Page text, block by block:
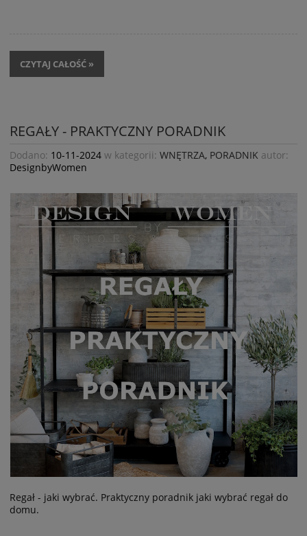
CZYTAJ CAŁOŚĆ »
REGAŁY - PRAKTYCZNY PORADNIK
Dodano: 10-11-2024 w kategorii: WNĘTRZA, PORADNIK autor:
DesignbyWomen
Regał - jaki wybrać. Praktyczny poradnik jaki wybrać regał do
domu.